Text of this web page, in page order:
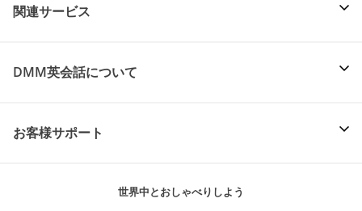
関連サービス
DMM英会話について
お客様サポート
世界中とおしゃべりしよう